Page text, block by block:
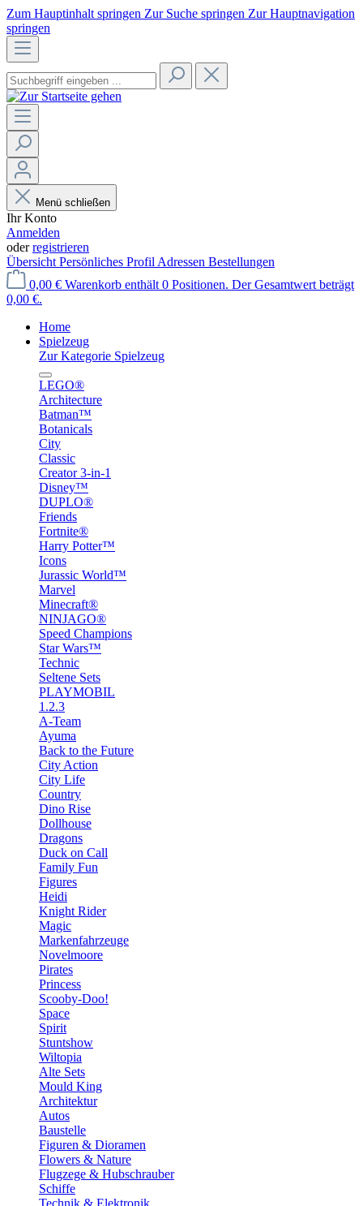
Zum Hauptinhalt springen Zur Suche springen Zur Hauptnavigation
springen
Menü schließen
Ihr Konto
Anmelden
oderregistrieren
Übersicht Persönliches Profil Adressen Bestellungen
0,00 € Warenkorb enthält 0 Positionen. Der Gesamtwert beträgt
0,00 €.
Home
Spielzeug
Zur Kategorie Spielzeug
LEGO®
Architecture
Batman™
Botanicals
City
Classic
Creator 3-in-1
Disney™
DUPLO®
Friends
Fortnite®
Harry Potter™
Icons
Jurassic World™
Marvel
Minecraft®
NINJAGO®
Speed Champions
Star Wars™
Technic
Seltene Sets
PLAYMOBIL
1.2.3
A-Team
Ayuma
Back to the Future
City Action
City Life
Country
Dino Rise
Dollhouse
Dragons
Duck on Call
Family Fun
Figures
Heidi
Knight Rider
Magic
Markenfahrzeuge
Novelmoore
Pirates
Princess
Scooby-Doo!
Space
Spirit
Stuntshow
Wiltopia
Alte Sets
Mould King
Architektur
Autos
Baustelle
Figuren & Dioramen
Flowers & Nature
Flugzege & Hubschrauber
Schiffe
Technik & Elektronik